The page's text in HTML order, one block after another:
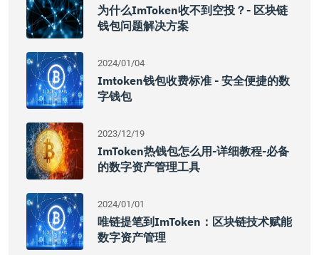
为什么imToken收不到空投？- 区块链
钱包问题解决方案
2024/01/04
Imtoken钱包收费标准 - 安全便捷的数
字钱包
2023/12/19
ImToken热钱包怎么用-详细教程-必备
的数字资产管理工具
2024/01/01
唯链提笔到imToken：区块链技术赋能
数字资产管理